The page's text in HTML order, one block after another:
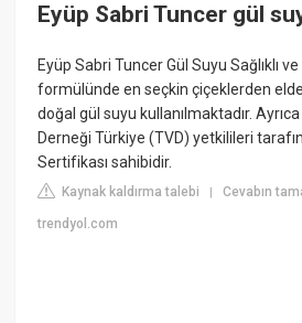
Eyüp Sabri Tuncer gül
Eyüp Sabri Tuncer Gül Suyu Sağlıklı
formülünde en seçkin çiçeklerden
doğal gül suyu kullanılmaktadır.
Derneği Türkiye (TVD) yetkilileri
Sertifikası sahibidir.
Kaynak kaldırma talebi |Cevabın
trendyol.com